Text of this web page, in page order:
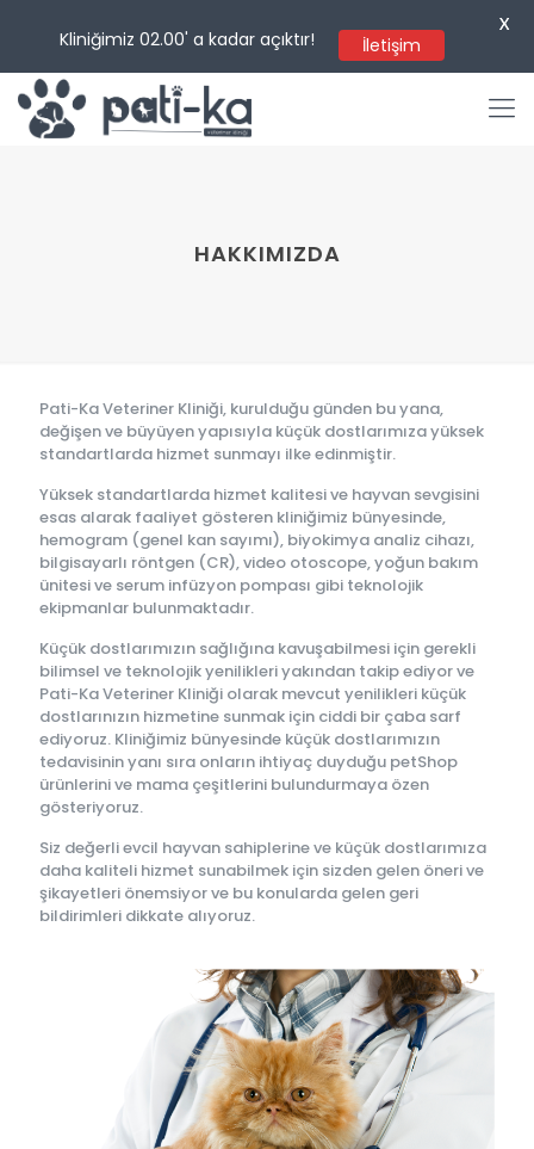
HAKKIMIZDA
Pati-Ka Veteriner Kliniği, kurulduğu günden bu yana,
değişen ve büyüyen yapısıyla küçük dostlarımıza yüksek
standartlarda hizmet sunmayı ilke edinmiştir.
Yüksek standartlarda hizmet kalitesi ve hayvan sevgisini
esas alarak faaliyet gösteren kliniğimiz bünyesinde,
hemogram (genel kan sayımı), biyokimya analiz cihazı,
bilgisayarlı röntgen (CR), video otoscope, yoğun bakım
ünitesi ve serum infüzyon pompası gibi teknolojik
ekipmanlar bulunmaktadır.
Küçük dostlarımızın sağlığına kavuşabilmesi için gerekli
bilimsel ve teknolojik yenilikleri yakından takip ediyor ve
Pati-Ka Veteriner Kliniği olarak mevcut yenilikleri küçük
dostlarınızın hizmetine sunmak için ciddi bir çaba sarf
ediyoruz. Kliniğimiz bünyesinde küçük dostlarımızın
tedavisinin yanı sıra onların ihtiyaç duyduğu petShop
ürünlerini ve mama çeşitlerini bulundurmaya özen
gösteriyoruz.
Siz değerli evcil hayvan sahiplerine ve küçük dostlarımıza
daha kaliteli hizmet sunabilmek için sizden gelen öneri ve
şikayetleri önemsiyor ve bu konularda gelen geri
bildirimleri dikkate alıyoruz.
Kliniğimiz 02.00' a kadar açıktır! İletişim
X